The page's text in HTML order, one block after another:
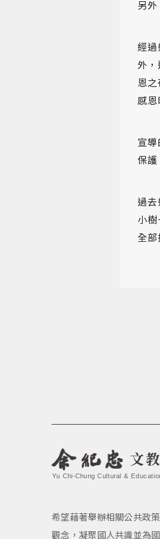
另
經
外
恩
感
宣
保
過
小
全
文
Yu Chi-Chung Cultural &
希望藉著舉辦相關公共政
觀念，凝聚國人共識並為